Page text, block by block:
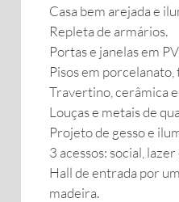
Casa bem arejada e
Repleta de armários.
Portas e janelas em
Pisos em
Travertino, cerâmica
Louças e metais de
Projeto de gesso e
3 acessos: social,
Hall de entrada por
madeira.